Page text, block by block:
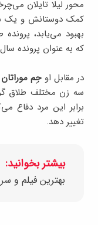
محور لیلا تایلان
کمک دوستانش و یک
بهبود می‌یابد،
که به عنوان پرونده
در مقابل اوجِم موراتان
سه زن مختلف طلاق
برابر این مرد دفاع
تغییر دهد.
بیشتر بخوانید:
بهترین فیلم و